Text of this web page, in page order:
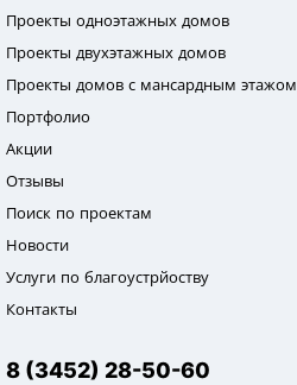
Проекты одноэтажных домов
Проекты двухэтажных домов
Проекты домов с мансардным этажом
Портфолио
Акции
Отзывы
Поиск по проектам
Новости
Услуги по благоустрйоству
Контакты
8 (3452) 28-50-60